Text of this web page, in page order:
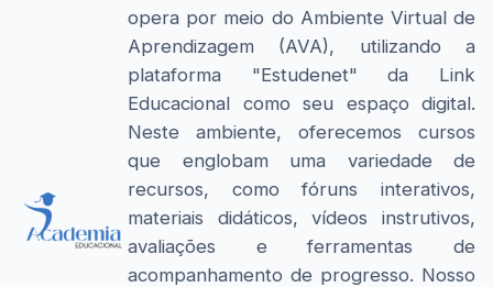
opera por meio do Ambiente Virtual de
Aprendizagem (AVA), utilizando a
plataforma "Estudenet" da Link
Educacional como seu espaço digital.
Neste ambiente, oferecemos cursos
que englobam uma variedade de
recursos, como fóruns interativos,
materiais didáticos, vídeos instrutivos,
avaliações e ferramentas de
acompanhamento de progresso. Nosso